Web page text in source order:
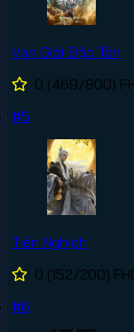
Vạn Giới Độc Tôn
0 (469/800)
#5
Tiên Nghịch
0 (152/200)
#6